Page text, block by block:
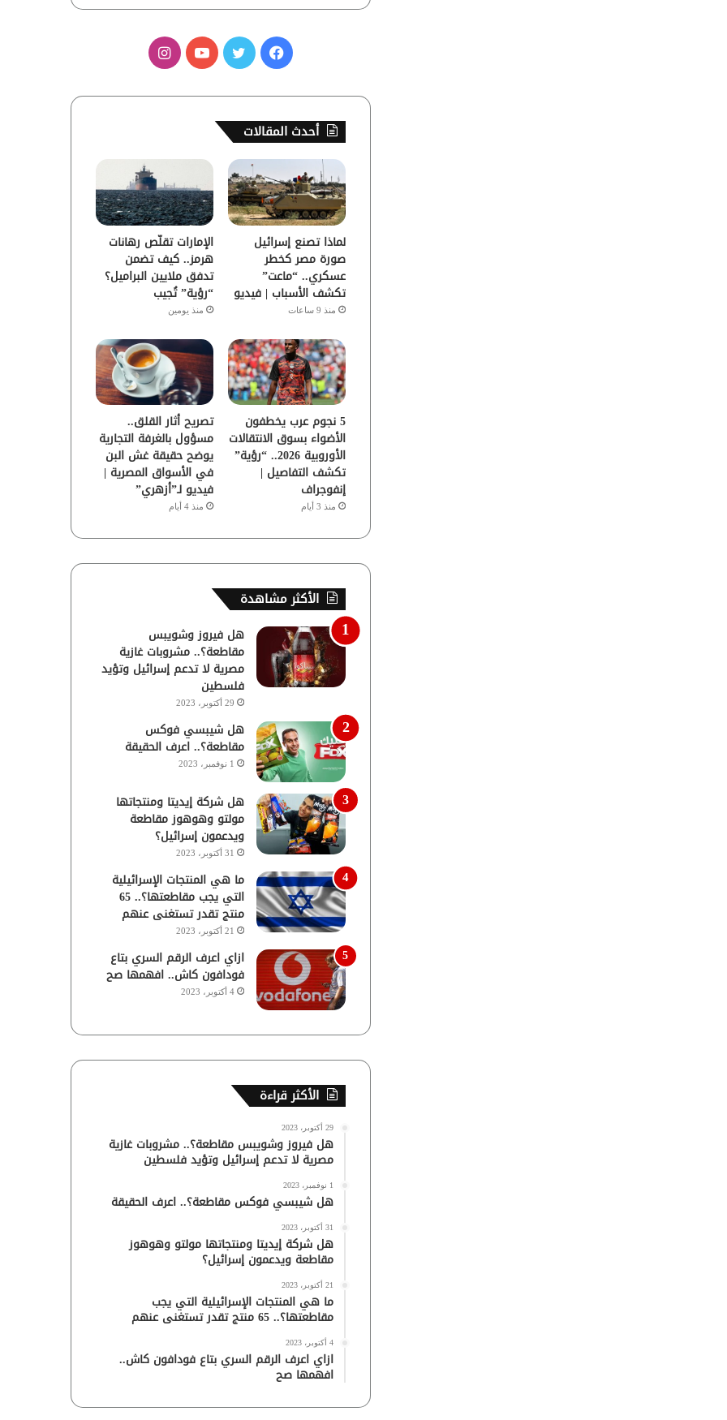
ف
س
و
ك
ي
ر
ب
ا
ق
ر
ا
م
أحدث المقالات
لماذا تصنع إسرائيل
صورة مصر كخطر
عسكري.. “ماعت”
تكشف الأسباب | فيديو
منذ 9 ساعات
الإمارات تقلّص رهانات
هرمز.. كيف تضمن
تدفق ملايين البراميل؟
“رؤية” تُجيب
منذ يومين
5 نجوم عرب يخطفون
الأضواء بسوق الانتقالات
الأوروبية 2026.. “رؤية”
تكشف التفاصيل |
إنفوجراف
منذ 3 أيام
تصريح أثار القلق..
مسؤول بالغرفة التجارية
يوضح حقيقة غش البن
في الأسواق المصرية |
فيديو لـ”أزهري”
منذ 4 أيام
الأكثر مشاهدة
هل فيروز وشويبس
مقاطعة؟.. مشروبات غازية
مصرية لا تدعم إسرائيل وتؤيد
فلسطين
29 أكتوبر، 2023
هل شيبسي فوكس
مقاطعة؟.. اعرف الحقيقة
1 نوفمبر، 2023
هل شركة إيديتا ومنتجاتها
مولتو وهوهوز مقاطعة
ويدعمون إسرائيل؟
31 أكتوبر، 2023
ما هي المنتجات الإسرائيلية
التي يجب مقاطعتها؟.. 65
منتج تقدر تستغنى عنهم
21 أكتوبر، 2023
ازاي اعرف الرقم السري بتاع
فودافون كاش.. افهمها صح
4 أكتوبر، 2023
الأكثر قراءة
29 أكتوبر، 2023
هل فيروز وشويبس مقاطعة؟.. مشروبات غازية
مصرية لا تدعم إسرائيل وتؤيد فلسطين
1 نوفمبر، 2023
هل شيبسي فوكس مقاطعة؟.. اعرف الحقيقة
31 أكتوبر، 2023
هل شركة إيديتا ومنتجاتها مولتو وهوهوز
مقاطعة ويدعمون إسرائيل؟
21 أكتوبر، 2023
ما هي المنتجات الإسرائيلية التي يجب
مقاطعتها؟.. 65 منتج تقدر تستغنى عنهم
4 أكتوبر، 2023
ازاي اعرف الرقم السري بتاع فودافون كاش..
افهمها صح